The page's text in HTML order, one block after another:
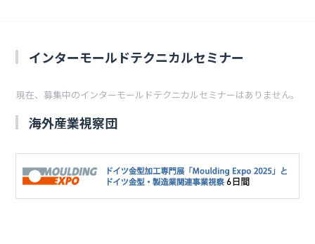
インターモールドテクニカルセミナー
現在、募集中のインターモールドテクニカルセミナーはありません。
海外産業視察団